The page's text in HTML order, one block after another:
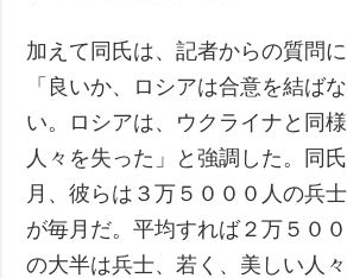
加えて同氏は、記者からの質問に
「良いか、ロシアは合意を結ば
い。ロシアは、ウクライナと同
人々を失った」と強調した。同
月、彼らは３万５０００人の兵
が毎月だ。平均すれば２万５０
の大半は兵士、若く、美しい人